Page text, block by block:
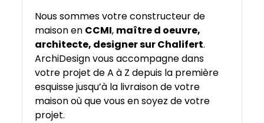
Nous sommes votre constructeur de
maison en CCMI, maître d oeuvre,
architecte, designer sur Chalifert.
ArchiDesign vous accompagne dans
votre projet de A à Z depuis la première
esquisse jusqu’à la livraison de votre
maison où que vous en soyez de votre
projet.